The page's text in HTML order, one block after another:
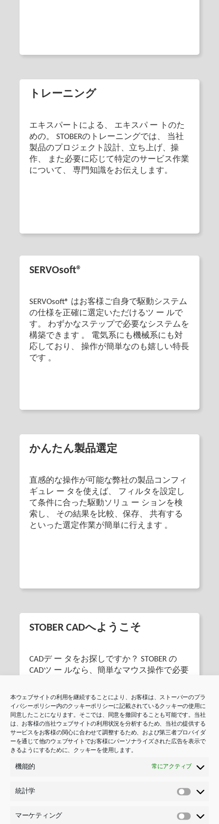
本ウェブサイトの利用を継続することにより、お客様は、ストーバーのプラ
イバシーポリシー内のクッキーポリシーに記載されているクッキーの使用に
同意したことになります。そこでは、同意を撤回することも可能です。当社
は、お客様の当社ウェブサイトの利用状況を分析するため、当社の提供する
サービスをお客様の関心に合わせて調整するため、および第三者プロバイダ
ーを通じて他のウェブサイトでお客様にパーソナライズされた広告を表示で
きるようにするために、クッキーを使用します。
機能的 常にアクティブ
統計学
学
マーケティング
トレーニング
エキスパートによる、 エキスパ ー トのた
めの。 STOBERのトレーニングでは、 当社
製品のプロジェクト設計、立ち上げ、操
作、 また必要に応じて特定のサービス作業
について、 専門知識をお伝えします。
SERVOsoft®
SERVOsoft® はお客様ご自身で駆動システム
の仕様を正確に選定いただけるツ ー ルで
す。 わずかなステップで必要なシステムを
構築できます 。 電気系にも機械系にも対
応しており、 操作が簡単なのも嬉しい特長
です 。
かんたん製品選定
直感的な操作が可能な弊社の製品コンフィ
ギュレ ー タを使えば、 フィルタを設定し
て条件に合った駆動ソリュ ー ションを検
索し、 その結果を比較、保存、 共有する
といった選定作業が簡単に行えます 。
STOBER CADへようこそ
CADデ ー タをお探しですか？ STOBER の
CADツ ー ルなら、簡単なマウス操作で必要
す 。